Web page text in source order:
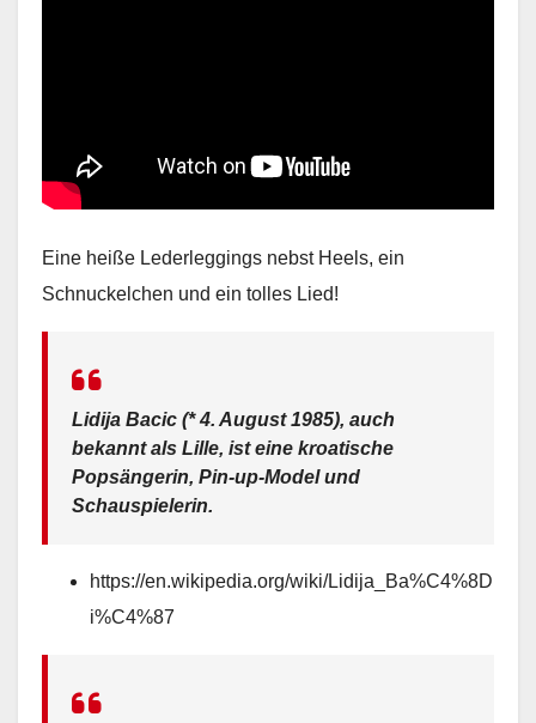
Eine heiße Lederleggings nebst Heels, ein
Schnuckelchen und ein tolles Lied!
Lidija Bacic (* 4. August 1985), auch
bekannt als Lille, ist eine kroatische
Popsängerin, Pin-up-Model und
Schauspielerin.
https://en.wikipedia.org/wiki/Lidija_Ba%C4%8D
i%C4%87